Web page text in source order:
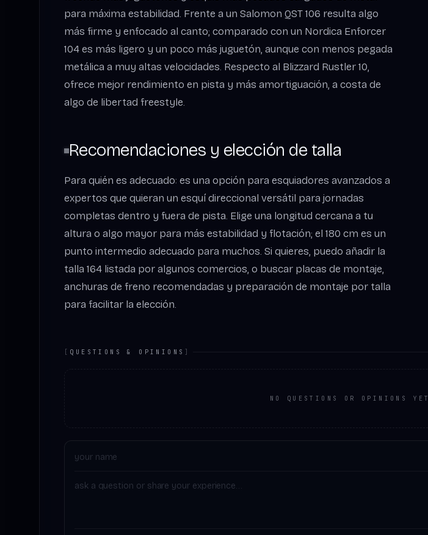
para máxima estabilidad. Frente a un Salomon QST 106 resulta algo
más firme y enfocado al canto; comparado con un Nordica Enforcer
104 es más ligero y un poco más juguetón, aunque con menos pegada
metálica a muy altas velocidades. Respecto al Blizzard Rustler 10,
ofrece mejor rendimiento en pista y más amortiguación, a costa de
algo de libertad freestyle.
Recomendaciones y elección de talla
Para quién es adecuado: es una opción para esquiadores avanzados a
expertos que quieran un esquí direccional versátil para jornadas
completas dentro y fuera de pista. Elige una longitud cercana a tu
altura o algo mayor para más estabilidad y flotación; el 180 cm es un
punto intermedio adecuado para muchos. Si quieres, puedo añadir la
talla 164 listada por algunos comercios, o buscar placas de montaje,
anchuras de freno recomendadas y preparación de montaje por talla
para facilitar la elección.
[ QUESTIONS & OPINIONS ]
NO QUESTIONS OR OPINIONS YET